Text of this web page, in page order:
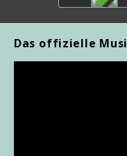
Das offizielle